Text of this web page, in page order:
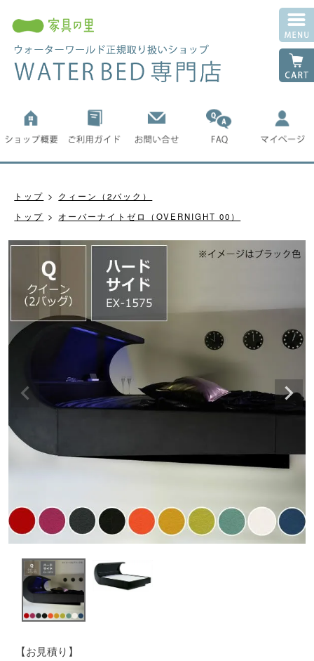
トップ
クィーン（2バック）
トップ
オーバーナイトゼロ（OVERNIGHT 00）
【お見積り】